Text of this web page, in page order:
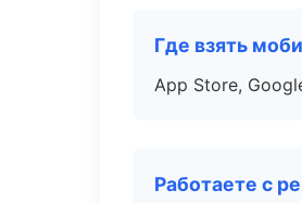
Где взять
App Store,
Работаете с